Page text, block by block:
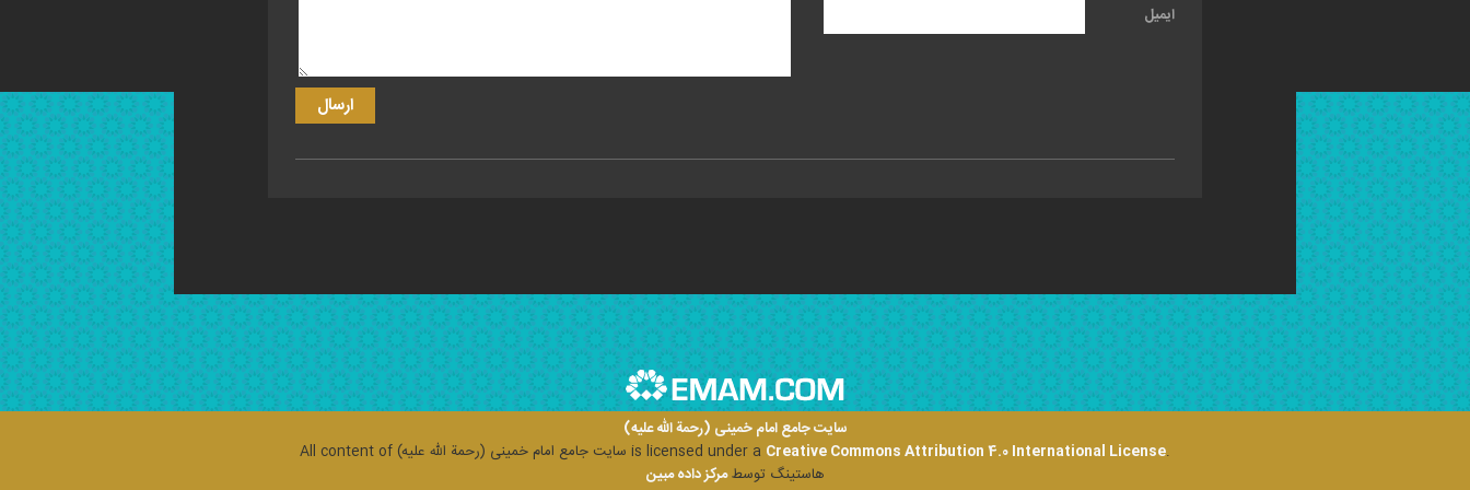
ایمیل
سایت جامع امام خمینی (رحمة الله علیه)
All content of سایت جامع امام خمینی (رحمة الله علیه) is licensed under a Creative Commons Attribution 4.0 International License.
هاستینگ توسطمرکز داده مبین